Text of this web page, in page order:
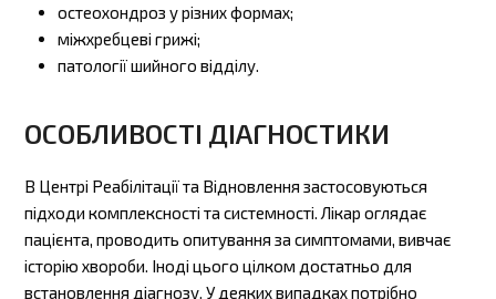
остеохондроз у різних формах;
міжхребцеві грижі;
патології шийного відділу.
ОСОБЛИВОСТІ ДІАГНОСТИКИ
В Центрі Реабілітації та Відновлення застосовуються
підходи комплексності та системності. Лікар оглядає
пацієнта, проводить опитування за симптомами, вивчає
історію хвороби. Іноді цього цілком достатньо для
встановлення діагнозу. У деяких випадках потрібно